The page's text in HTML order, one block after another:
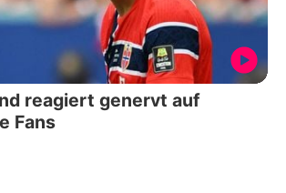
reagiert genervt auf
Fans